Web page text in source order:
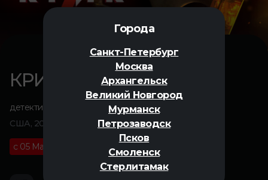
Города
Санкт-Петербург
Москва
Архангельск
Великий Новгород
Мурманск
Петрозаводск
Псков
Смоленск
Стерлитамак
КРИК 7
детектив
США, 2025
с 05 Марта 01 ч 40 м